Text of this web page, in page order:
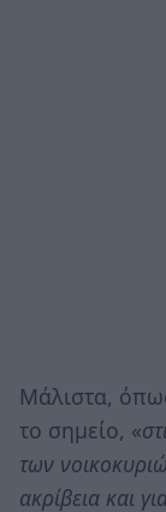
Μάλιστα,
το σημείο, «
των
ακρίβεια και